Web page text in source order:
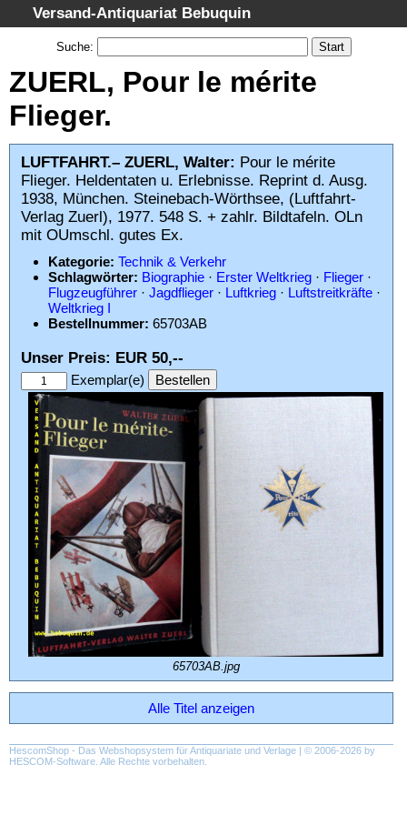
Versand-Antiquariat Bebuquin
Startseite
Suche
Schlagwörter
Gesamtbestand
Warenkorb
AGB
Widerruf
Datenschutz
Impressum
Suche:
ZUERL, Pour le mérite
Flieger.
LUFTFAHRT.– ZUERL, Walter: Pour le mérite
Flieger. Heldentaten u. Erlebnisse. Reprint d. Ausg.
1938, München. Steinebach-Wörthsee, (Luftfahrt-
Verlag Zuerl), 1977. 548 S. + zahlr. Bildtafeln. OLn
mit OUmschl. gutes Ex.
Kategorie: Technik & Verkehr
Schlagwörter: Biographie · Erster Weltkrieg · Flieger ·
Flugzeugführer · Jagdflieger · Luftkrieg · Luftstreitkräfte ·
Weltkrieg I
Bestellnummer: 65703AB
Unser Preis: EUR 50,--
Exemplar(e)
65703AB.jpg
Alle Titel anzeigen
HescomShop - Das Webshopsystem für Antiquariate und Verlage | © 2006-2026 by
HESCOM-Software . Alle Rechte vorbehalten.